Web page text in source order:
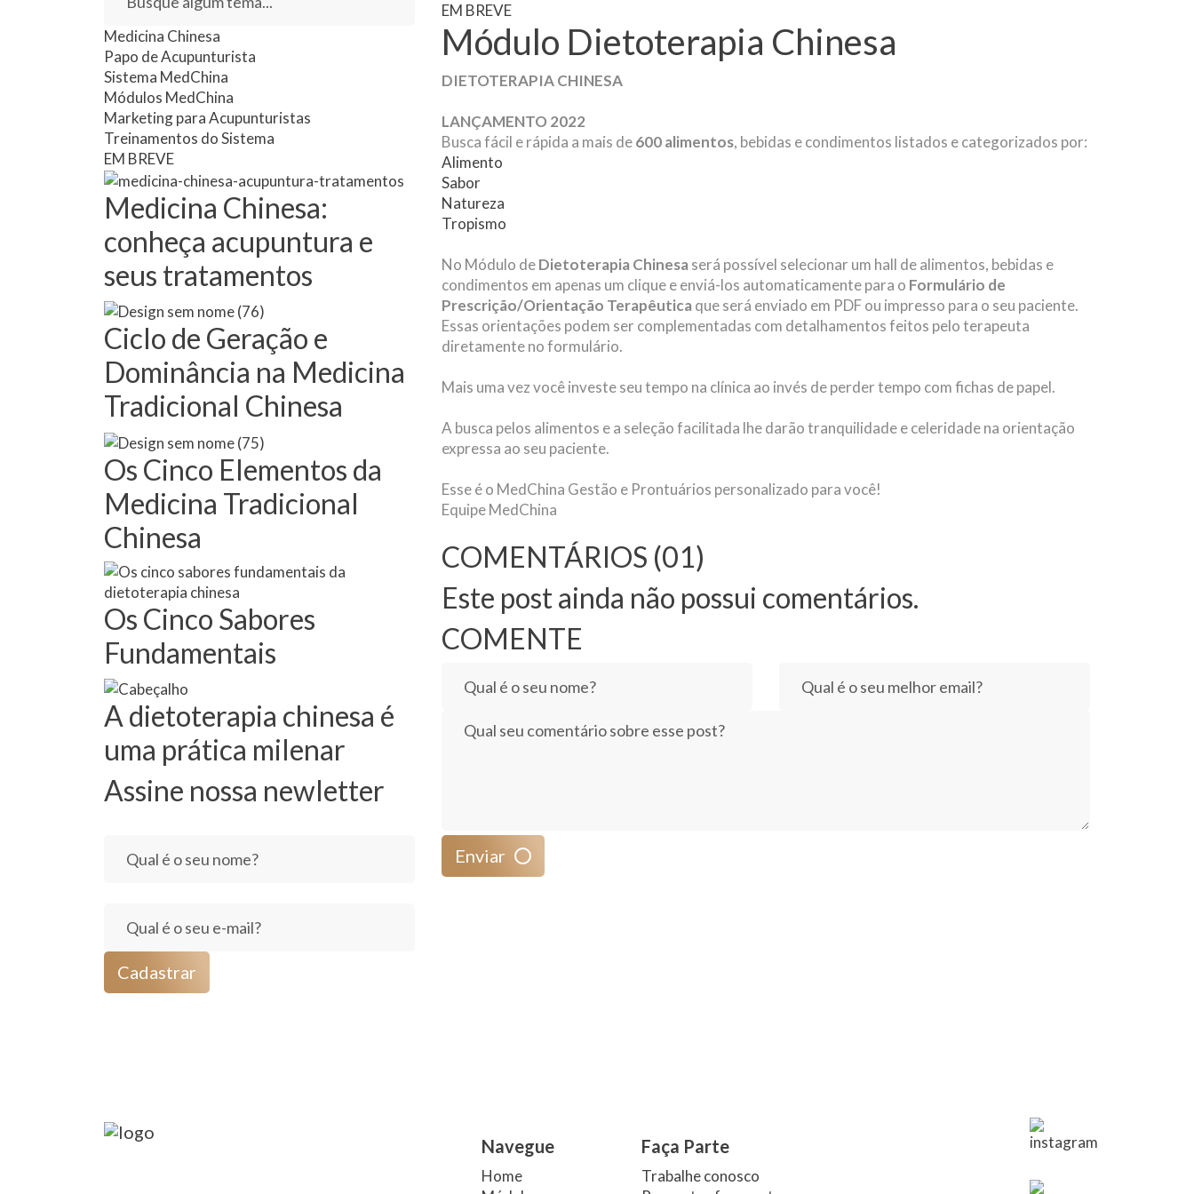
Medicina Chinesa
Papo de Acupunturista
Sistema MedChina
Módulos MedChina
Marketing para Acupunturistas
Treinamentos do Sistema
EM BREVE
Medicina Chinesa:
conheça acupuntura e
seus tratamentos
Ciclo de Geração e
Dominância na Medicina
Tradicional Chinesa
Os Cinco Elementos da
Medicina Tradicional
Chinesa
Os Cinco Sabores
Fundamentais
A dietoterapia chinesa é
uma prática milenar
Assine nossa newletter
Cadastrar
EM BREVE
Módulo Dietoterapia Chinesa
DIETOTERAPIA CHINESA
LANÇAMENTO 2022
Busca fácil e rápida a mais de600 alimentos, bebidas e condimentos listados e categorizados por:
Alimento
Sabor
Natureza
Tropismo
No Módulo deDietoterapia Chinesa será possível selecionar um hall de alimentos, bebidas e
condimentos em apenas um clique e enviá-los automaticamente para o Formulário de
Prescrição/Orientação Terapêutica que será enviado em PDF ou impresso para o seu paciente.
Essas orientações podem ser complementadas com detalhamentos feitos pelo terapeuta
diretamente no formulário.
Mais uma vez você investe seu tempo na clínica ao invés de perder tempo com fichas de papel.
A busca pelos alimentos e a seleção facilitada lhe darão tranquilidade e celeridade na orientação
expressa ao seu paciente.
Esse é o MedChina Gestão e Prontuários personalizado para você!
Equipe MedChina
COMENTÁRIOS (01)
Este post ainda não possui comentários.
COMENTE
Enviar
Navegue
Home
Faça Parte
Trabalhe conosco